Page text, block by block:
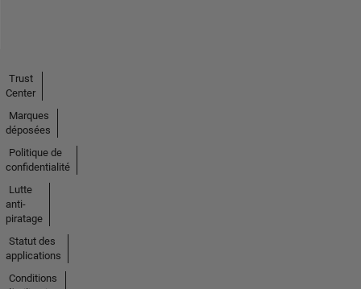
Trust
Center
Marques
déposées
Politique de
confidentialité
Lutte
anti-
piratage
Statut des
applications
Conditions